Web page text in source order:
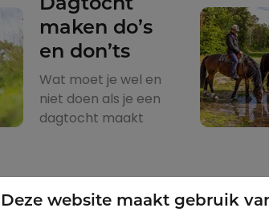
Dagtocht
maken do’s
en don’ts
Wat moet je wel en
niet doen als je een
dagtocht maakt
Paardrijden
Deze website maakt gebruik